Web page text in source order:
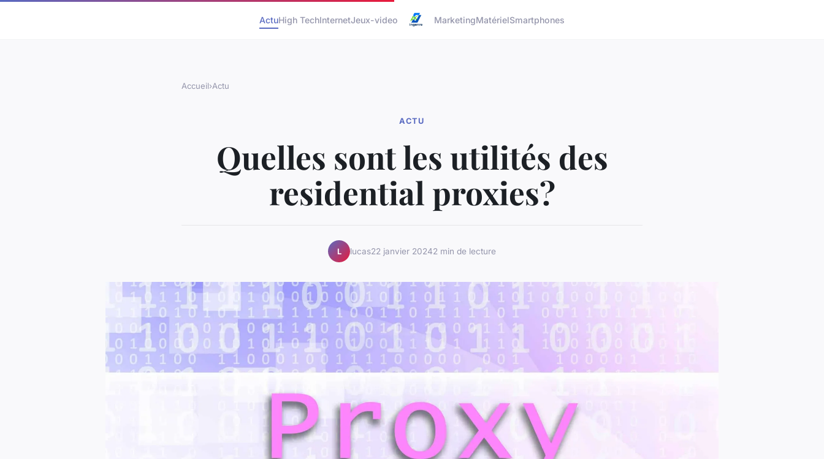
ActuHigh TechInternetJeux-video MarketingMatérielSmartphones
Accueil›Actu
ACTU
Quelles sont les utilités des
residential proxies?
L lucas22 janvier 20242 min de lecture